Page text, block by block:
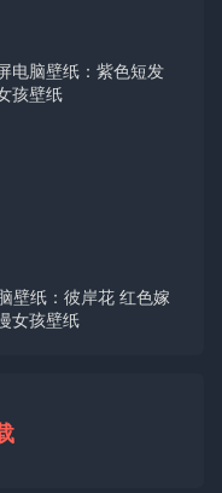
电脑壁纸：紫色短发
孩壁纸
壁纸：彼岸花 红色嫁
女孩壁纸